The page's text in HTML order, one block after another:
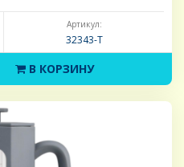
Артикул:
32343-Т
В КОРЗИНУ